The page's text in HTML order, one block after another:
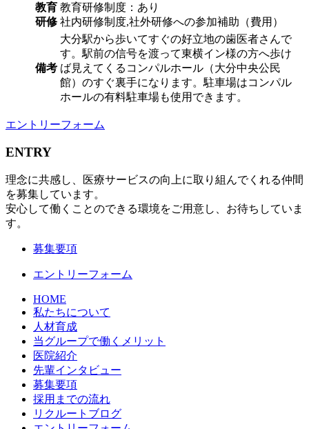
教育
研修
教育研修制度：あり
社内研修制度,社外研修への参加補助（費用）
備考
大分駅から歩いてすぐの好立地の歯医者さんで
す。駅前の信号を渡って東横イン様の方へ歩け
ば見えてくるコンパルホール（大分中央公民
館）のすぐ裏手になります。駐車場はコンパル
ホールの有料駐車場も使用できます。
エントリーフォーム
ENTRY
理念に共感し、医療サービスの向上に取り組んでくれる仲間
を募集しています。
安心して働くことのできる環境をご用意し、お待ちしていま
す。
募集要項
エントリーフォーム
HOME
私たちについて
人材育成
当グループで働くメリット
医院紹介
先輩インタビュー
募集要項
採用までの流れ
リクルートブログ